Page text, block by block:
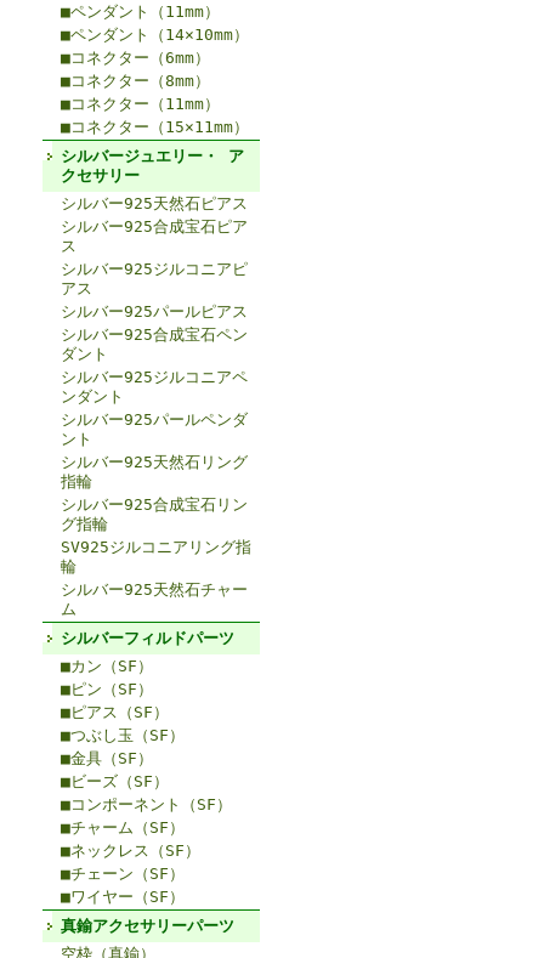
■ペンダント（11mm）
■ペンダント（14×10mm）
■コネクター（6mm）
■コネクター（8mm）
■コネクター（11mm）
■コネクター（15×11mm）
シルバージュエリー・ ア
クセサリー
シルバー925天然石ピアス
シルバー925合成宝石ピア
ス
シルバー925ジルコニアピ
アス
シルバー925パールピアス
シルバー925合成宝石ペン
ダント
シルバー925ジルコニアペ
ンダント
シルバー925パールペンダ
ント
シルバー925天然石リング
指輪
シルバー925合成宝石リン
グ指輪
SV925ジルコニアリング指
輪
シルバー925天然石チャー
ム
シルバーフィルドパーツ
■カン（SF）
■ピン（SF）
■ピアス（SF）
■つぶし玉（SF）
■金具（SF）
■ビーズ（SF）
■コンポーネント（SF）
■チャーム（SF）
■ネックレス（SF）
■チェーン（SF）
■ワイヤー（SF）
真鍮アクセサリーパーツ
空枠（真鍮）